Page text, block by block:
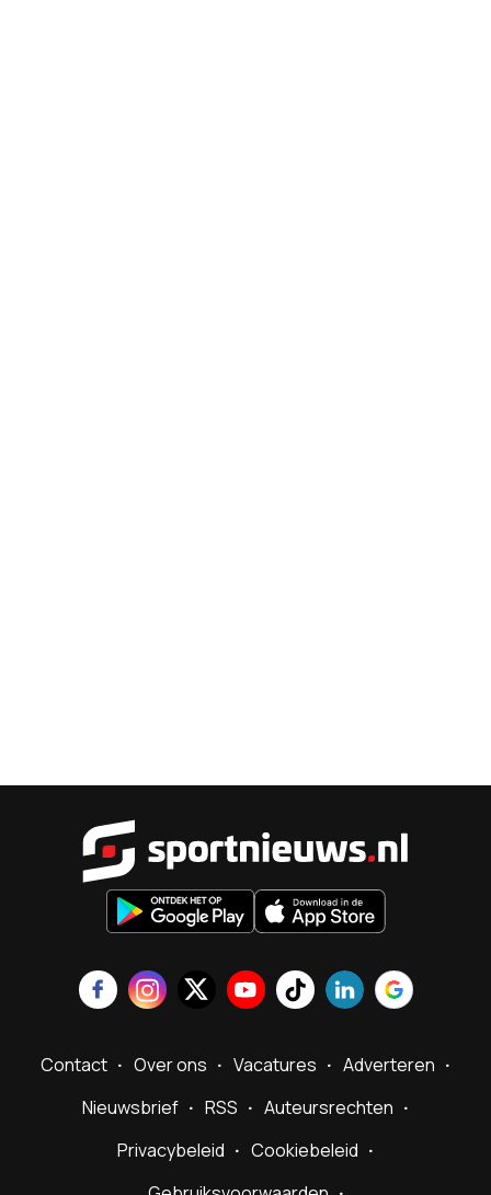
Contact Over ons Vacatures
Adverteren
Nieuwsbrief
RSS
Auteursrechten
Privacybeleid
Cookiebeleid